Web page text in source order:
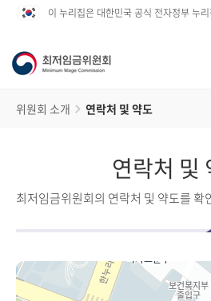
이 누리집은 대한민국 공식 전자정부 누
위원회 소개 연락처 및 약도
연락처 및
최저임금위원회의 연락처 및 약도를 확